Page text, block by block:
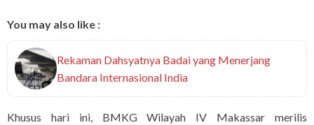
You may also like :
Rekaman Dahsyatnya Badai yang Menerjang
Bandara Internasional India
Khusus hari ini, BMKG Wilayah IV Makassar merilis